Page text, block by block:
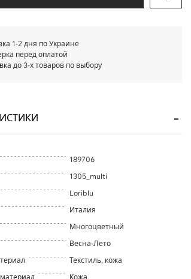
1-2 дня по Украине
перед оплатой
до 3-х товаров по выбору
189706
1305_multi
Loriblu
Италия
Многоцветный
Весна-Лето
Текстиль, кожа
Кожа